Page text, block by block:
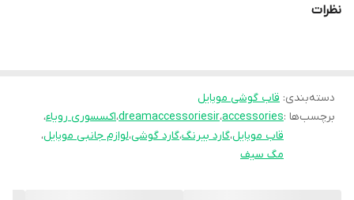
نظرات
دسته‌بندی: قاب گوشی موبایل
برچسب‌ها :accessories،dreamaccessoriesir،اکسسوری رویاء،
قاب موبایل،گارد بیرنگ،گارد گوشی،لوازم جانبی موبایل،
مگ سیف